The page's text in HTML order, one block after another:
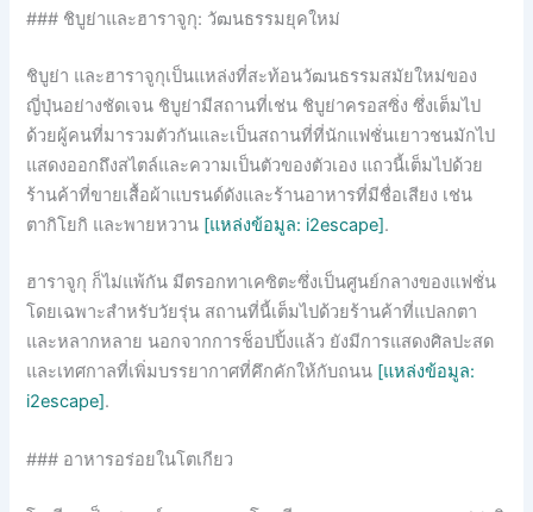
### ชิบูย่าและฮาราจูกุ: วัฒนธรรมยุคใหม่
ชิบูย่า และฮาราจูกุเป็นแหล่งที่สะท้อนวัฒนธรรมสมัยใหม่ของ
ญี่ปุ่นอย่างชัดเจน ชิบูย่ามีสถานที่เช่น ชิบูย่าครอสซิ่ง ซึ่งเต็มไป
ด้วยผู้คนที่มารวมตัวกันและเป็นสถานที่ที่นักแฟชั่นเยาวชนมักไป
แสดงออกถึงสไตล์และความเป็นตัวของตัวเอง แถวนี้เต็มไปด้วย
ร้านค้าที่ขายเสื้อผ้าแบรนด์ดังและร้านอาหารที่มีชื่อเสียง เช่น
ตากิโยกิ และพายหวาน [แหล่งข้อมูล: i2escape].
ฮาราจูกุ ก็ไม่แพ้กัน มีตรอกทาเคซิตะซึ่งเป็นศูนย์กลางของแฟชั่น
โดยเฉพาะสำหรับวัยรุ่น สถานที่นี้เต็มไปด้วยร้านค้าที่แปลกตา
และหลากหลาย นอกจากการช็อปปิ้งแล้ว ยังมีการแสดงศิลปะสด
และเทศกาลที่เพิ่มบรรยากาศที่คึกคักให้กับถนน [แหล่งข้อมูล:
i2escape].
### อาหารอร่อยในโตเกียว